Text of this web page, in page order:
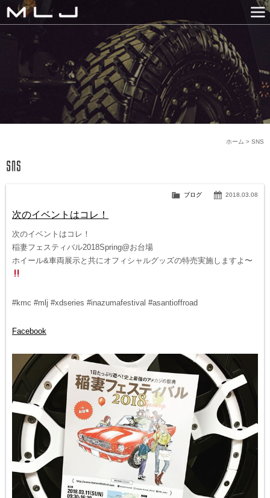
MLJ / Lexani(レクサーニ
GALLERY
SNS
NEWS
COMPANY
HISTORY
CONTACT US
LINK
SNS
ホーム >
2018.03.08
ブログ
次のイベントはコレ！
次のイベントはコレ！
稲妻フェスティバル2018Spring@お台場
ホイール&車両展示と共にオフィシャルグッズの特売実施しますよ〜
#kmc #mlj #xdseries #inazumafestival #asantioffroad
Facebook